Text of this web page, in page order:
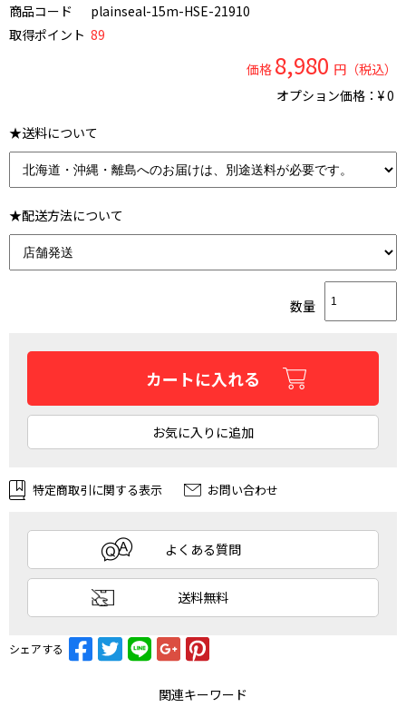
商品コード
plainseal-15m-HSE-21910
取得ポイント 89
価格 8,980 円（税込）
オプション価格：¥0
★送料について
★配送方法について
数量
カートに入れる
お気に入りに追加
特定商取引に関する表示 お問い合わせ
よくある質問
送料無料
シェアする
関連キーワード